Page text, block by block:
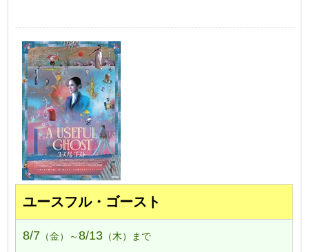
ユースフル・ゴースト
8/7 （金）～8/13 （木）まで